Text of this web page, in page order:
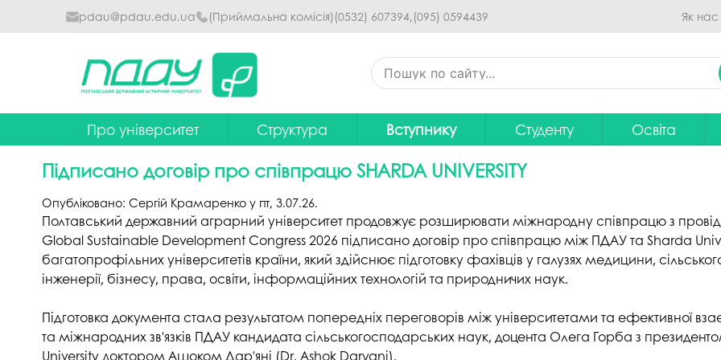
Перейти до основного
pdau@pdau.edu.ua (Приймальна комісія)(0532) 607394,(095) 0594439 Як нас
Про університет
Досягнення
Сталий розвиток
Політики університету
Історія
Гімн ПДАУ
Структура
Наглядова рада
Вчена рада університету
Факультети та інститути
Кафедри
Коледжі
Бібліотека
Вступнику
Приймальна комісія
Фінансова підтримка на
навчання
Підготовчі курси
Європейська освіта без ЗНО
Студенту
Дистанційне навчання
Рейтинг успішності студентів
Оплата за навчання
Практика
Студентський Сенат
університету
Освіта
Проєкти ОП
Графік
Громадське
нормативних
Підписано договір про співпрацю SHARDA UNIVERSITY
Опубліковано: Сергій Крамаренко у пт, 3.07.26.
Полтавський державний аграрний університет продовжує розширювати міжнародну співпрацю з
Global Sustainable Development Congress 2026 підписано договір про співпрацю між ПДАУ та Sharda
багатопрофільних університетів країни, який здійснює підготовку фахівців у галузях медицини,
інженерії, бізнесу, права, освіти, інформаційних технологій та природничих наук.
Підготовка документа стала результатом попередніх переговорів між університетами та ефективної
та міжнародних зв'язків ПДАУ кандидата сільськогосподарських наук, доцента Олега Горба з
University доктором Ашоком Дар'яні (Dr. Ashok Daryani).